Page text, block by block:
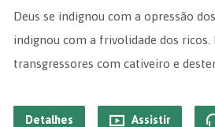
Deus se indignou com a opressão
indignou com a frivolidade dos ricos.
transgressores com cativeiro e
Detalhes Assistir